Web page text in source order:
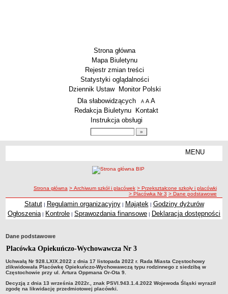
Strona główna
Mapa Biuletynu
Rejestr zmian treści
Statystyki oglądalności
Dziennik Ustaw
Monitor Polski
Menu dodatkowe
Dla słabowidzących A pomniejsz czcionkę
A standardowy rozmiar czcionki
A
Redakcja Biuletynu
Kontakt
Instrukcja obsługi
MENU
Licea
Zespoły Szkół
Techniczne Zakłady Naukowe
Przedszkola Miejskie
ARCHIWUM SZKÓŁ I PLACÓWEK
Zlikwidowane gimnazja
Przekształcone szkoły i placówki
Wielofunkcyjna Placówka
ścieżka nawigacji
Strona główna > Archiwum szkół i placówek > Przekształcone szkoły i placówki
> Placówka Nr 3 > Dane podstawowe
Statut| Regulamin organizacyjny| Majątek | Godziny dyżurów
Ogłoszenia | Kontrole | Sprawozdania finansowe | Deklaracja dostępności
Dane podstawowe
Placówka Opiekuńczo-Wychowawcza Nr 3
Uchwałą Nr 928.LXIX.2022 z dnia 17 listopada 2022 r. Rada Miasta Częstochowy
zlikwidowała Placówkę Opiekuńczo-Wychowawczą typu rodzinnego z siedzibą w
Częstochowie przy ul. Artura Oppmana Or-Ota 9.
Decyzją z dnia 13 września 2022r., znak PSVI.943.1.4.2022 Wojewoda Śląski wyraził
zgodę na likwidację przedmiotowej placówki.